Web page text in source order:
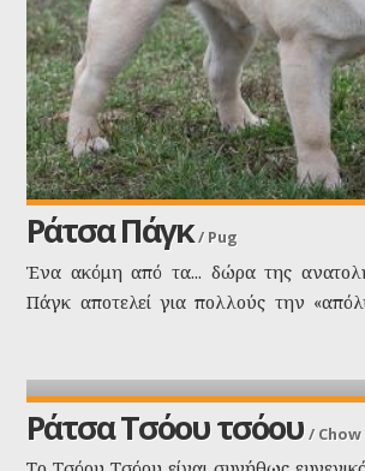
Ράτσα Πάγκ /Pug
Ένα ακόμη από τα... δώρα της
Πάγκ αποτελεί για πολλούς την
Ράτσα Τσόου τσόου /